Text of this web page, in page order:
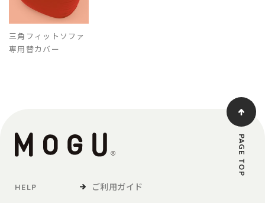
三角フィットソファ
専用替カバー
HELP ご利用ガイド
PAGE TOP